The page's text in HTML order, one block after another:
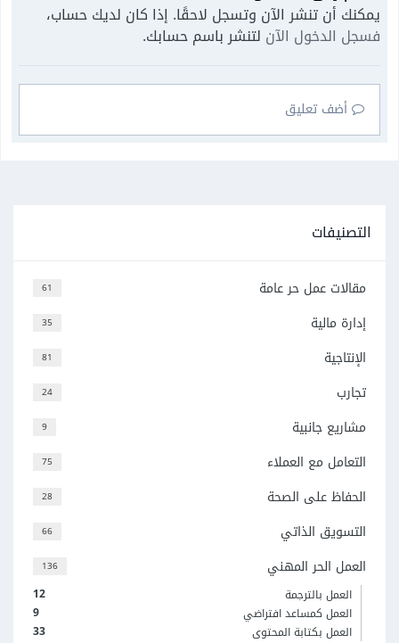
يمكنك أن تنشر الآن وتسجل لاحقًا. إذا كان لديك حساب،
فسجل الدخول الآن لتنشر باسم حسابك.
أضف تعليق
التصنيفات
61 مقالات عمل حر عامة
35 إدارة مالية
81 الإنتاجية
24 تجارب
9 مشاريع جانبية
75 التعامل مع العملاء
28 الحفاظ على الصحة
66 التسويق الذاتي
136 العمل الحر المهني
12
العمل بالترجمة
9
العمل كمساعد افتراضي
33
العمل بكتابة المحتوى